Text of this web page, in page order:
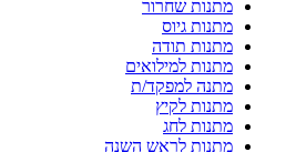
מתנות שחרור
מתנות גיוס
מתנות תודה
מתנות למילואים
מתנה למפקד/ת
מתנות לקיץ
מתנות לחג
מתנות לראש השנה